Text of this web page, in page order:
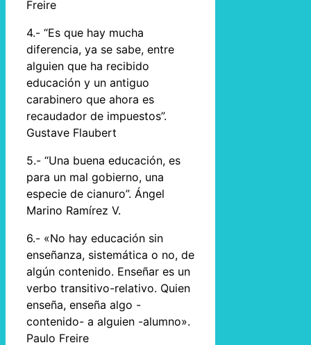
Freire
4.- “Es que hay mucha
diferencia, ya se sabe, entre
alguien que ha recibido
educación y un antiguo
carabinero que ahora es
recaudador de impuestos”.
Gustave Flaubert
5.- “Una buena educación, es
para un mal gobierno, una
especie de cianuro”. Ángel
Marino Ramírez V.
6.- «No hay educación sin
enseñanza, sistemática o no, de
algún contenido. Enseñar es un
verbo transitivo-relativo. Quien
enseña, enseña algo -
contenido- a alguien -alumno».
Paulo Freire